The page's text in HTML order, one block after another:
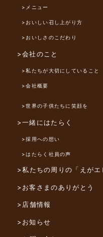
>メニュー
>おいしい召し上がり方
>おいしさのこだわり
>会社のこと
>私たちが大切にしていること
>会社概要
>世界の子供たちに笑顔を
>一緒にはたらく
>採用への想い
>はたらく社員の声
>私たちの周りの「えがエ
>お客さまのありがとう
>店舗情報
>お知らせ